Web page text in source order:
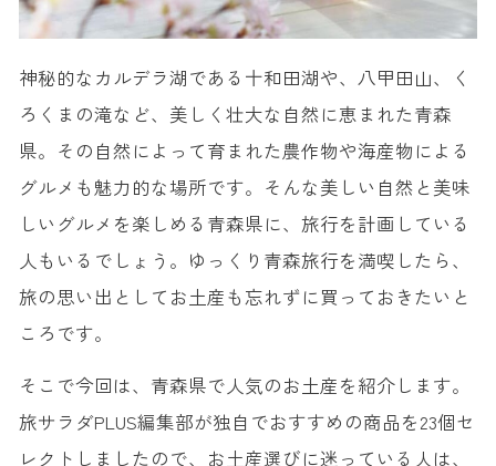
神秘的なカルデラ湖である十和田湖や、八甲田山、く
ろくまの滝など、美しく壮大な自然に恵まれた青森
県。その自然によって育まれた農作物や海産物による
グルメも魅力的な場所です。そんな美しい自然と美味
しいグルメを楽しめる青森県に、旅行を計画している
人もいるでしょう。ゆっくり青森旅行を満喫したら、
旅の思い出としてお土産も忘れずに買っておきたいと
ころです。
そこで今回は、青森県で人気のお土産を紹介します。
旅サラダPLUS編集部が独自でおすすめの商品を23個セ
レクトしましたので、お土産選びに迷っている人は、